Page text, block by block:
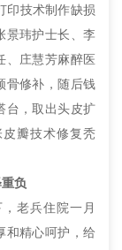
印技术制作缺损
景玮护士长、李
、庄慧芳麻醉医
骨修补，随后钱
台，取出头皮扩
瓣技术修复秃
负
老兵住院一月
和精心呵护，给